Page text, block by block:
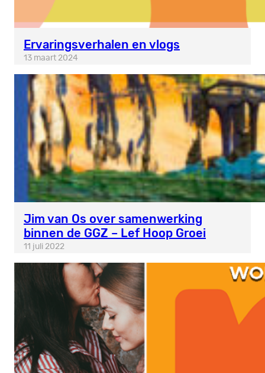
Ervaringsverhalen en vlogs
13 maart 2024
Jim van Os over samenwerking
binnen de GGZ – Lef Hoop Groei
11 juli 2022